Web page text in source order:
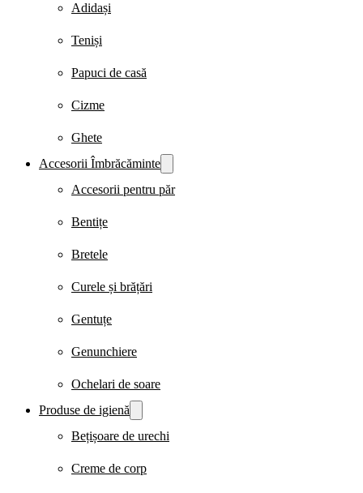
Adidași
Teniși
Papuci de casă
Cizme
Ghete
Accesorii Îmbrăcăminte
Accesorii pentru păr
Bentițe
Bretele
Curele și brățări
Gentuțe
Genunchiere
Ochelari de soare
Produse de igienă
Bețișoare de urechi
Creme de corp